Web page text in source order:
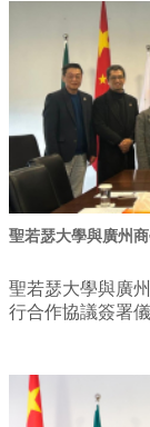
聖若瑟大學與廣州
聖若瑟大學與廣
行合作協議簽署儀